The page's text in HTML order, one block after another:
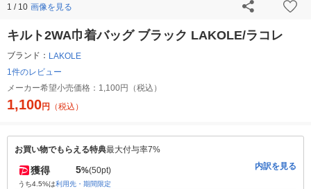
1 / 10 画像を見る
キルト2WA巾着バッグ ブラック LAKOLE/ラコレ
ブランド： LAKOLE
1件のレビュー
メーカー希望小売価格： 1,100円（税込）
1,100円 （税込）
お買い物でもらえる特典最大付与率7%
獲得 5%(50pt)
うち4.5%は利用先・期間限定
内訳を見る